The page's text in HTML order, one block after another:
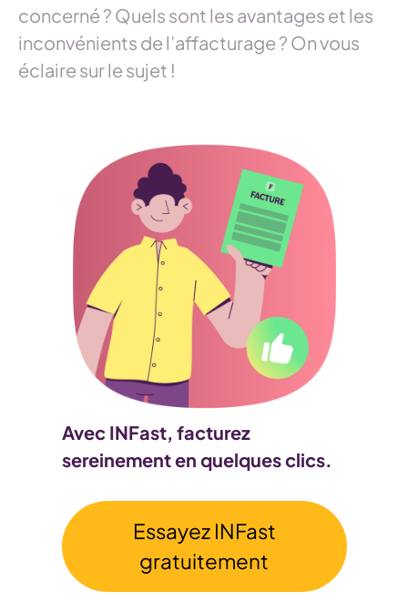
concerné ? Quels sont les avantages et les
inconvénients de l’affacturage ? On vous
éclaire sur le sujet !
Avec INFast, facturez
sereinement en quelques clics.
Essayez INFast
gratuitement